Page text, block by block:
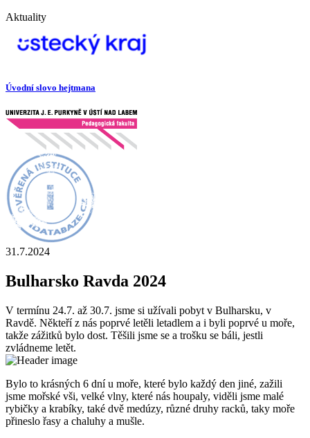
Aktuality
Úvodní slovo hejtmana
31.7.2024
Bulharsko Ravda 2024
V termínu 24.7. až 30.7. jsme si užívali pobyt v Bulharsku, v
Ravdě. Někteří z nás poprvé letěli letadlem a i byli poprvé u moře,
takže zážitků bylo dost. Těšili jsme se a trošku se báli, jestli
zvládneme letět.
Bylo to krásných 6 dní u moře, které bylo každý den jiné, zažili
jsme mořské vši, velké vlny, které nás houpaly, viděli jsme malé
rybičky a krabíky, také dvě medúzy, různé druhy racků, taky moře
přineslo řasy a chaluhy a mušle.